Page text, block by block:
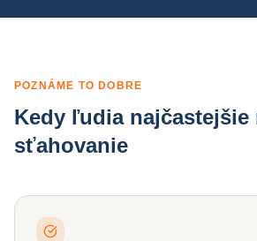
POZNÁME TO DOBRE
Kedy ľudia najčastejšie
sťahovanie